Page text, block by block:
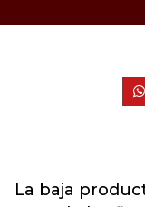
La baja